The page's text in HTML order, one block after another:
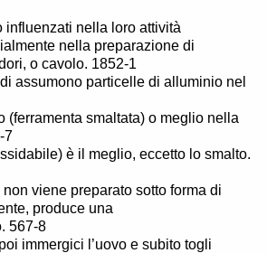
influenzati nella loro attività
nella preparazione di
o cavolo. 1852-1
assumono particelle di alluminio nel
(ferramenta smaltata) o meglio nella
7
è il meglio, eccetto lo smalto.
non viene preparato sotto forma di
produce una
567-8
immergici l’uovo e subito togli